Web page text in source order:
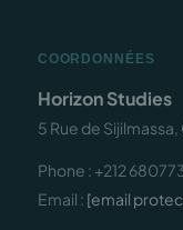
COORDONNÉES
Horizon Studies
5 Rue de
Phone : +212
Email : [email